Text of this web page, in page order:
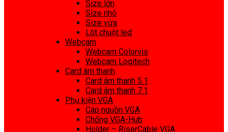
Size lớn
Size nhỏ
Size vừa
Lót chuột led
Webcam
Webcam Colorvis
Webcam Logitech
Card âm thanh
Card âm thanh 5.1
Card âm thanh 7.1
Phụ kiện VGA
Cáp nguồn VGA
Chống VGA-Hub
Holder – RiserCable VGA